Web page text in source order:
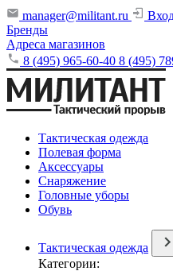
manager@militant.ru
Бренды
Адреса магазинов
8 (495) 965-60-40 8 (495)
Тактическая одежда
Полевая форма
Аксессуары
Снаряжение
Головные уборы
Обувь
Тактическая одежда
Категории: